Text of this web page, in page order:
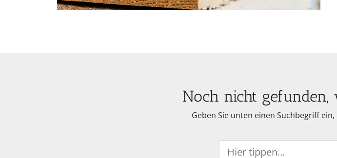
Noch nicht gefunden,
Geben Sie unten einen Suchbegriff
Suchbegriff